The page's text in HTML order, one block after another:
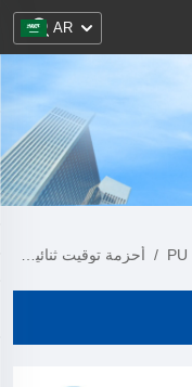
AR
/ أحزمة توقيت ثنائية الجانب